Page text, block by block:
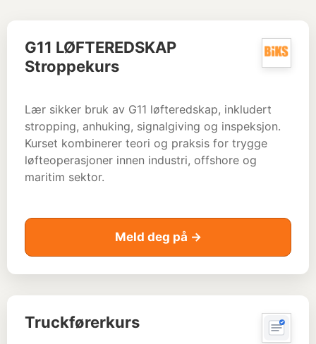
G11 LØFTEREDSKAP
Stroppekurs
Lær sikker bruk av G11 løfteredskap, inkludert
stropping, anhuking, signalgiving og inspeksjon.
Kurset kombinerer teori og praksis for trygge
løfteoperasjoner innen industri, offshore og
maritim sektor.
Meld deg på →
Truckførerkurs